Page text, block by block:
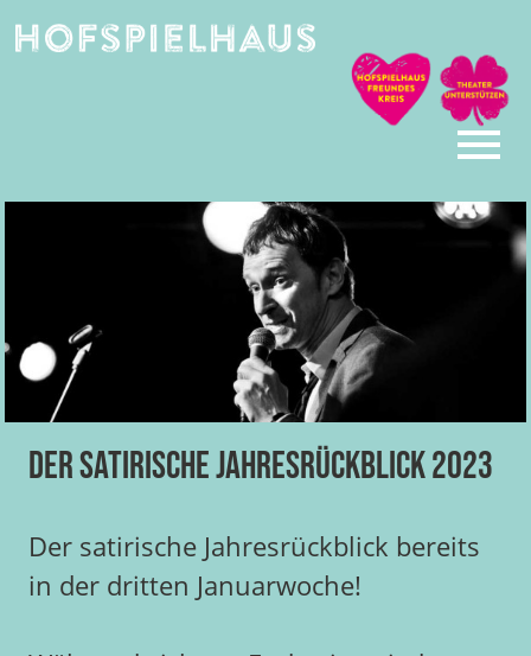
Der satirische Jahresrückblick 2023
Der satirische Jahresrückblick bereits
in der dritten Januarwoche!